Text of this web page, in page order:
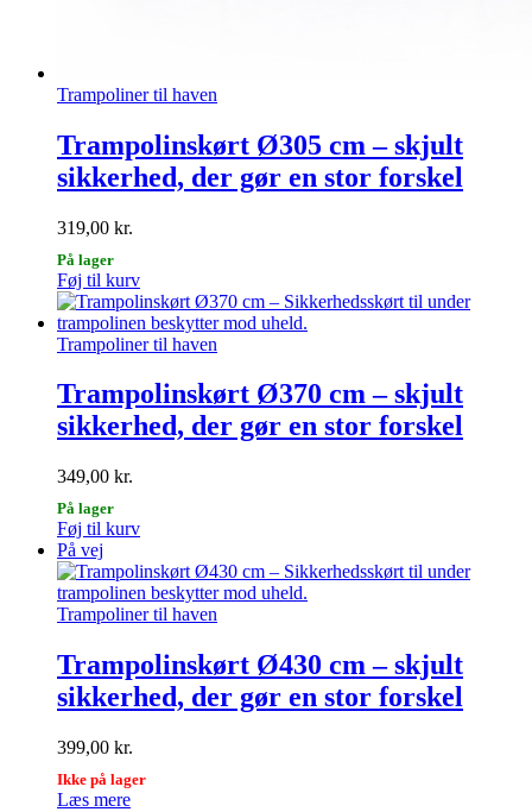
Trampoliner til haven
Trampolinskørt Ø305 cm – skjult
sikkerhed, der gør en stor forskel
319,00 kr.
På lager
Føj til kurv
Trampoliner til haven
Trampolinskørt Ø370 cm – skjult
sikkerhed, der gør en stor forskel
349,00 kr.
På lager
Føj til kurv
På vej
Trampoliner til haven
Trampolinskørt Ø430 cm – skjult
sikkerhed, der gør en stor forskel
399,00 kr.
Ikke på lager
Læs mere